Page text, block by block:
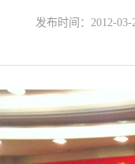
发布时间：2012-